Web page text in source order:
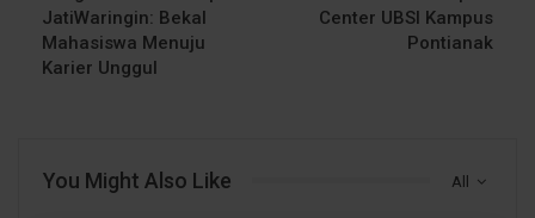
JatiWaringin: Bekal
Mahasiswa Menuju
Karier Unggul
Center UBSI Kampus
Pontianak
All
You Might Also Like